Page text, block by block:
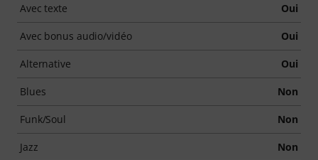
Avec texte Oui
Avec bonus audio/vidéo Oui
Alternative Oui
Blues Non
Funk/Soul Non
Jazz Non